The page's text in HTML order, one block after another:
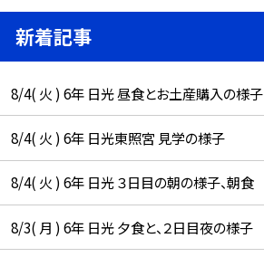
新着記事
8/4( 火 ) 6年 日光 昼食とお土産購入の様子
8/4( 火 ) 6年 日光東照宮 見学の様子
8/4( 火 ) 6年 日光 ３日目の朝の様子、朝食
8/3( 月 ) 6年 日光 夕食と、２日目夜の様子